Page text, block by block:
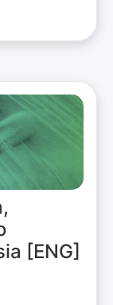
[ENG]